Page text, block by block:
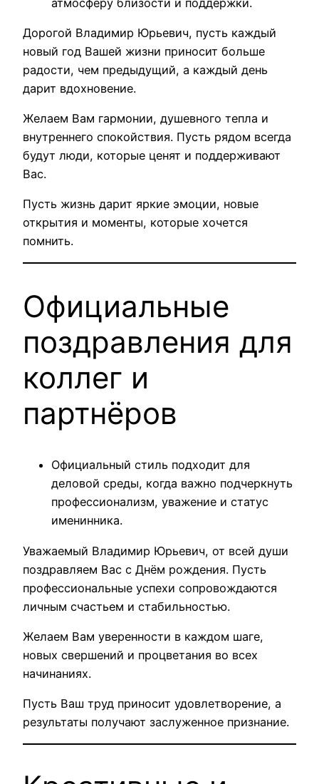
Дорогой Владимир Юрьевич, пусть каждый
новый год Вашей жизни приносит больше
радости, чем предыдущий, а каждый день
дарит вдохновение.
Желаем Вам гармонии, душевного тепла и
внутреннего спокойствия. Пусть рядом всегда
будут люди, которые ценят и поддерживают
Вас.
Пусть жизнь дарит яркие эмоции, новые
открытия и моменты, которые хочется
помнить.
Официальные
поздравления для
коллег и
партнёров
Официальный стиль подходит для
деловой среды, когда важно подчеркнуть
профессионализм, уважение и статус
именинника.
Уважаемый Владимир Юрьевич, от всей души
поздравляем Вас с Днём рождения. Пусть
профессиональные успехи сопровождаются
личным счастьем и стабильностью.
Желаем Вам уверенности в каждом шаге,
новых свершений и процветания во всех
начинаниях.
Пусть Ваш труд приносит удовлетворение, а
результаты получают заслуженное признание.